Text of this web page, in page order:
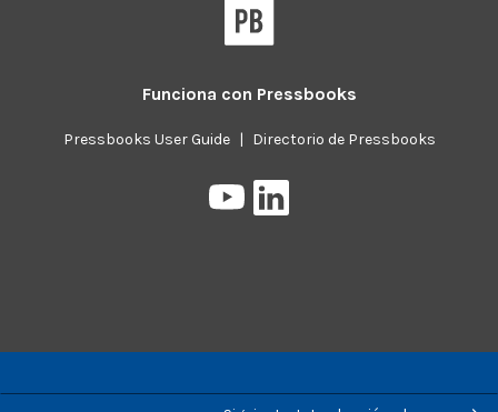
navigation
Funciona con Pressbooks
Pressbooks User Guide | Directorio de Pressbooks
Pressbooks
en
on